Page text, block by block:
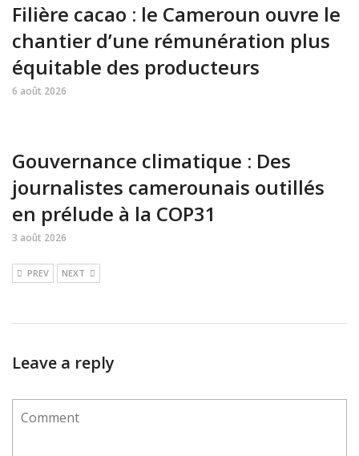
Filière cacao : le Cameroun ouvre le
chantier d’une rémunération plus
équitable des producteurs
6 août 2026
Gouvernance climatique : Des
journalistes camerounais outillés
en prélude à la COP31
3 août 2026
PREV NEXT
Leave a reply